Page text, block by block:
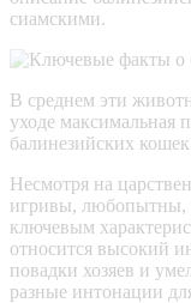
сиамскими.
В среднем эти
уходе максимальная
балинезийских кошек
Несмотря на
игривы, любопытны,
ключевым
относится высокий
повадки хозяев и
разные интонации